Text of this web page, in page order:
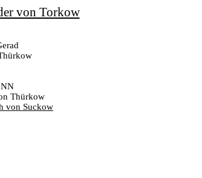
von Torkow
NN
Thürkow
von Suckow